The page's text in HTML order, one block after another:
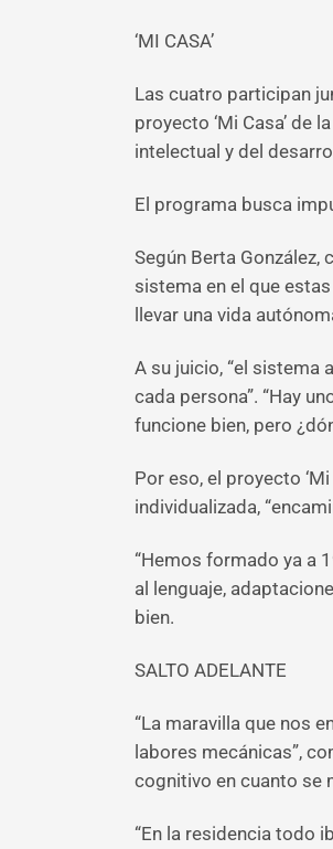
‘MI CASA’
Las cuatro participan
proyecto ‘Mi Casa’ de
intelectual y del
El programa busca
Según Berta
sistema en el que
llevar una vida
A su juicio, “el sistema
cada persona”. “Hay
funcione bien, pero
Por eso, el proyecto
individualizada,
“Hemos formado ya a
al lenguaje,
bien.
SALTO ADELANTE
“La maravilla que nos
labores mecánicas”,
cognitivo en cuanto se
“En la residencia todo